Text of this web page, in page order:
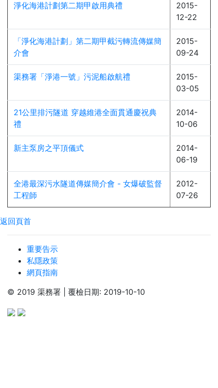
淨化海港計劃第二期甲啟用典禮
2015-
12-22
「淨化海港計劃」第二期甲截污轉流傳媒簡
介會
2015-
09-24
渠務署「淨港一號」污泥船啟航禮
2015-
03-05
21公里排污隧道 穿越維港全面貫通慶祝典
禮
2014-
10-06
新主泵房之平頂儀式
2014-
06-19
全港最深污水隧道傳媒簡介會 - 女爆破監督
工程師
2012-
07-26
返回頁首
重要告示
私隱政策
網頁指南
© 2019 渠務署 | 覆檢日期: 2019-10-10